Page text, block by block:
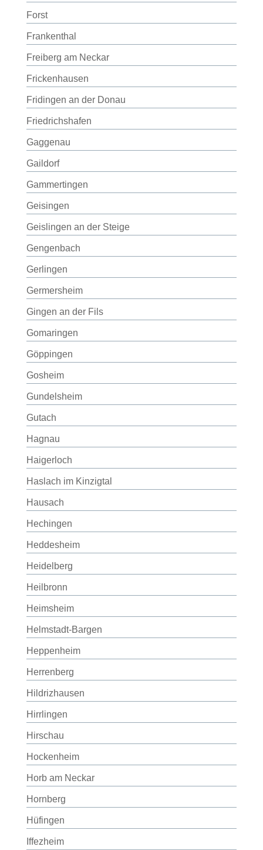
Forst
Frankenthal
Freiberg am Neckar
Frickenhausen
Fridingen an der Donau
Friedrichshafen
Gaggenau
Gaildorf
Gammertingen
Geisingen
Geislingen an der Steige
Gengenbach
Gerlingen
Germersheim
Gingen an der Fils
Gomaringen
Göppingen
Gosheim
Gundelsheim
Gutach
Hagnau
Haigerloch
Haslach im Kinzigtal
Hausach
Hechingen
Heddesheim
Heidelberg
Heilbronn
Heimsheim
Helmstadt-Bargen
Heppenheim
Herrenberg
Hildrizhausen
Hirrlingen
Hirschau
Hockenheim
Horb am Neckar
Hornberg
Hüfingen
Iffezheim